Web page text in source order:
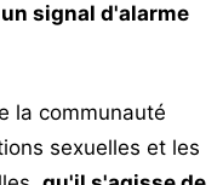
signal d'alarme
la communauté
sexuelles et les